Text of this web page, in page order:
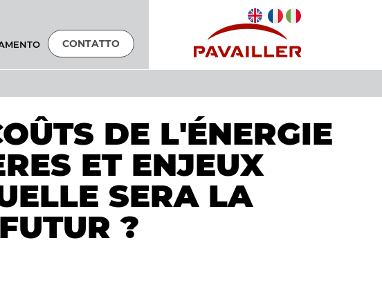
CONTATTO
DE L'ÉNERGIE
ET ENJEUX
SERA LA
?